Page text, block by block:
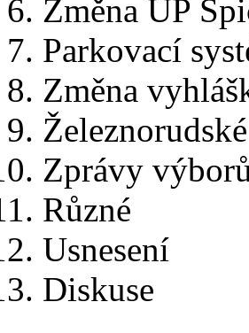
Změna ÚP
Parkovací
Změna
Zprávy
Různé
Usnesení
Diskuse